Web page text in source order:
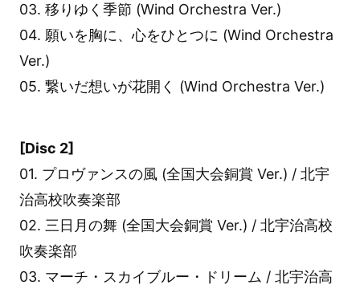
03. 移りゆく季節 (Wind Orchestra Ver.)
04. 願いを胸に、心をひとつに (Wind Orchestra
Ver.)
05. 繋いだ想いが花開く (Wind Orchestra Ver.)
[Disc 2]
01. プロヴァンスの風 (全国大会銅賞 Ver.) / 北宇
治高校吹奏楽部
02. 三日月の舞 (全国大会銅賞 Ver.) / 北宇治高校
吹奏楽部
03. マーチ・スカイブルー・ドリーム / 北宇治高